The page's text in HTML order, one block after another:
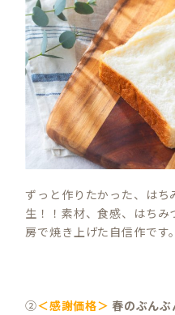
ずっと作りたかった、は
生！！素材、食感、はち
房で焼き上げた自信作です
②＜感謝価格＞ 春のぶん